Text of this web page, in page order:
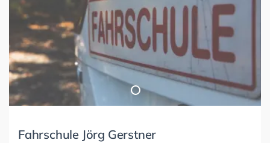
Fahrschule Jörg Gerstner